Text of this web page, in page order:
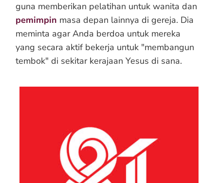
guna memberikan pelatihan untuk wanita dan
pemimpin masa depan lainnya di gereja. Dia
meminta agar Anda berdoa untuk mereka
yang secara aktif bekerja untuk "membangun
tembok" di sekitar kerajaan Yesus di sana.